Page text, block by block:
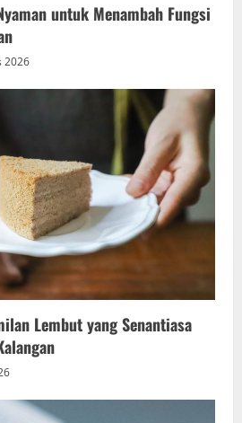
untuk Menambah Fungsi
2026
Lembut yang Senantiasa